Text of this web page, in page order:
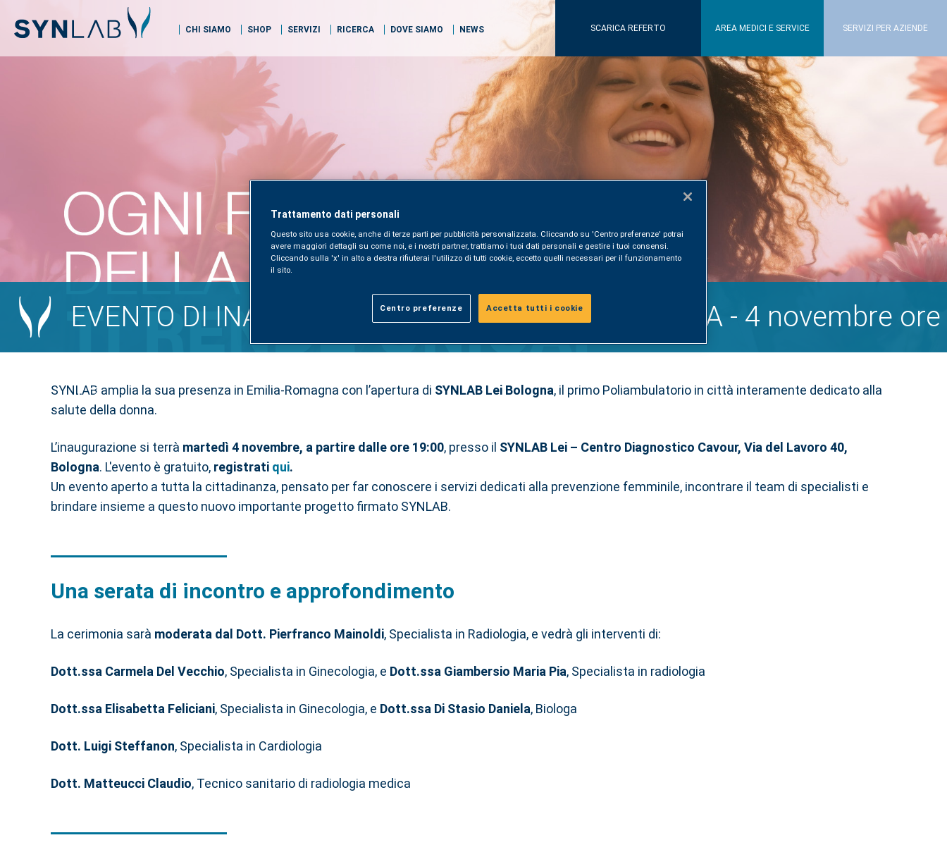
CHI SIAMO SHOP SERVIZI RICERCA DOVE SIAMO NEWS SCARICA REFERTO AREA MEDICI E SERVICE SERVIZI PER AZIENDE
EVENTO DI INAUGURAZIONE SYNLAB LEI BOLOGNA - 4 novembre ore
19
SYNLAB amplia la sua presenza in Emilia-Romagna con l’apertura di SYNLAB Lei Bologna, il primo Poliambulatorio in città interamente dedicato alla
salute della donna.
L’inaugurazione si terrà martedì 4 novembre, a partire dalle ore 19:00, presso il SYNLAB Lei – Centro Diagnostico Cavour, Via del Lavoro 40,
Bologna. L'evento è gratuito, registrati qui.
Un evento aperto a tutta la cittadinanza, pensato per far conoscere i servizi dedicati alla prevenzione femminile, incontrare il team di specialisti e
brindare insieme a questo nuovo importante progetto firmato SYNLAB.
Una serata di incontro e approfondimento
La cerimonia sarà moderata dal Dott. Pierfranco Mainoldi, Specialista in Radiologia, e vedrà gli interventi di:
Dott.ssa Carmela Del Vecchio, Specialista in Ginecologia, e Dott.ssa Giambersio Maria Pia, Specialista in radiologia
Dott.ssa Elisabetta Feliciani, Specialista in Ginecologia, e Dott.ssa Di Stasio Daniela, Biologa
Dott. Luigi Steffanon, Specialista in Cardiologia
Dott. Matteucci Claudio, Tecnico sanitario di radiologia medica
Trattamento dati personali
Questo sito usa cookie, anche di terze parti per pubblicità personalizzata. Cliccando su 'Centro preferenze' potrai
avere maggiori dettagli su come noi, e i nostri partner, trattiamo i tuoi dati personali e gestire i tuoi consensi.
Cliccando sulla 'x' in alto a destra rifiuterai l'utilizzo di tutti cookie, eccetto quelli necessari per il funzionamento
il sito.
Centro preferenze Accetta tutti i cookie